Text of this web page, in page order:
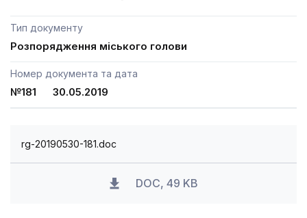
Тип документу
Розпорядження міського голови
Номер документа та дата
№181 30.05.2019
rg-20190530-181.doc
DOC, 49 KB